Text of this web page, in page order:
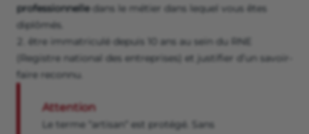
professionnelledans le métier dans lequel vous êtes
diplômés.
être immatriculé depuis 10 ans au sein du RNE
(Registre national des entreprises) et justifier d’un savoir-
faire reconnu.
Attention
Le terme “artisan“ est protégé. Sans